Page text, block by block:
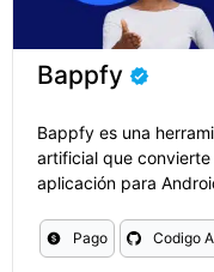
Bappfy
Bappfy es una
artificial que
aplicación para
Pago Codigo